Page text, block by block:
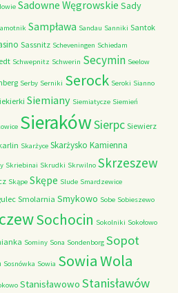
Sadowne Węgrowskie Sady
Sampława Sandau Sanniki Santok
Sassnitz Scheveningen Schiedam
Schwepnitz Schwerin Secymin Seelow
Serby Serniki Serock Seroki Sianno
Siemiany Siemiatycze Siemień
SierakówSierpc Siewierz
Skarżyce Skarżysko Kamienna
Skriebinai Skrudki Skrwilno Skrzeszew
Skąpe Skępe Slude Smardzewice
Smolarnia Smykowo Sobe Sobieszewo
Sochocin Sokolniki Sokołowo
Sominy Sona Sondenborg Sopot
Sosnówka Sowia Sowia Wola
Stanisławowo Stanisławów